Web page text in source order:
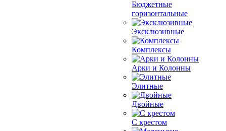
Бюджетные
горизонтальные
Эксклюзивные
Комплексы
Арки и Колонны
Элитные
Двойные
С крестом